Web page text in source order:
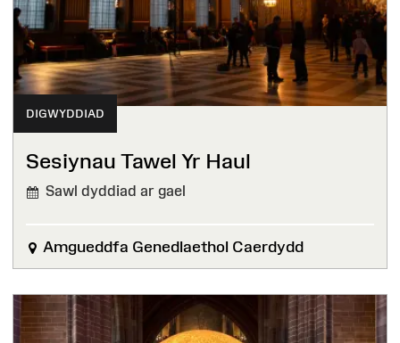
DIGWYDDIAD
Sesiynau Tawel Yr Haul
Sawl dyddiad ar gael
Amgueddfa Genedlaethol Caerdydd